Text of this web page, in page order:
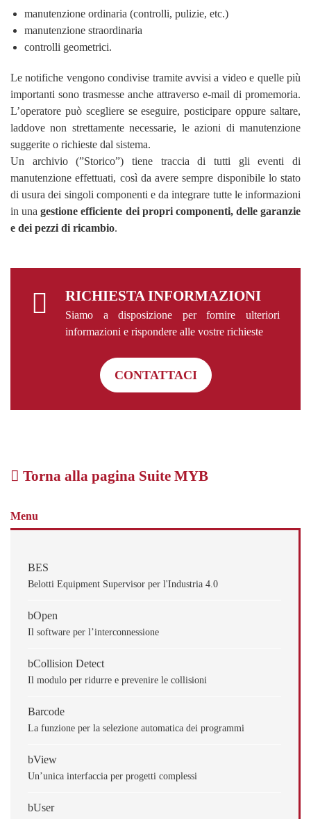
manutenzione ordinaria (controlli, pulizie, etc.)
manutenzione straordinaria
controlli geometrici.
Le notifiche vengono condivise tramite avvisi a video e quelle più
importanti sono trasmesse anche attraverso e-mail di promemoria.
L’operatore può scegliere se eseguire, posticipare oppure saltare,
laddove non strettamente necessarie, le azioni di manutenzione
suggerite o richieste dal sistema.
Un archivio (”Storico”) tiene traccia di tutti gli eventi di
manutenzione effettuati, così da avere sempre disponibile lo stato
di usura dei singoli componenti e da integrare tutte le informazioni
in unagestione efficiente dei propri componenti, delle garanzie
e dei pezzi di ricambio.
RICHIESTA INFORMAZIONI
Siamo a disposizione per fornire ulteriori
informazioni e rispondere alle vostre richieste
CONTATTACI
Torna alla pagina Suite MYB
Menu
BES
Belotti Equipment Supervisor per l'Industria 4.0
bOpen
Il software per l’interconnessione
bCollision Detect
Il modulo per ridurre e prevenire le collisioni
Barcode
La funzione per la selezione automatica dei programmi
bView
Un’unica interfaccia per progetti complessi
bUser